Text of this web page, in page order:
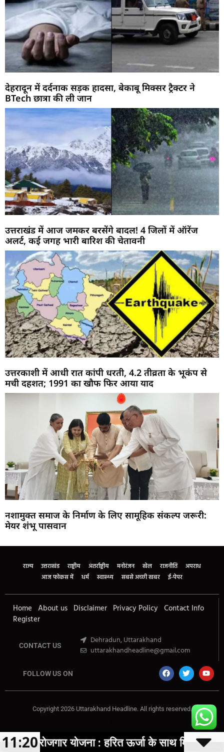
देहरादून में दर्दनाक सड़क हादसा, बेकाबू मिक्सर ट्रैक्टर ने
BTech छात्रा की ली जान
उत्तराखंड में आज जमकर बरसेंगे बादल! 4 जिलों में ऑरेंज
अलर्ट, कई जगह भारी बारिश की चेतावनी
उत्तरकाशी में आधी रात कांपी धरती, 4.2 तीव्रता के भूकंप से
मची दहशत; 1991 का खौफ फिर आया याद
नशामुक्त समाज के निर्माण के लिए सामूहिक संकल्प जरूरी:
मेयर शंभू पासवान
राज्य उत्तराखंड राष्ट्रीय अंतर्राष्ट्रीय मनोरंजन खेल राजनीति
अपराध
आज फोकस में
धर्म स्वास्थ्य सबसे अच्छी खबर ई-पेपर
Home About us Disclaimer Privacy Policy Contact Info
Register
CONTACT US
Dehradun, Uttarakhand
uttarakhandheadline@gmail.com
FOLLOW US ON
Copyright 2026 Uttarakhand Headline. All rights reserved.
योजना : हरित ऊर्जा के साथ मिल रहा स्वरोजगार
11:20